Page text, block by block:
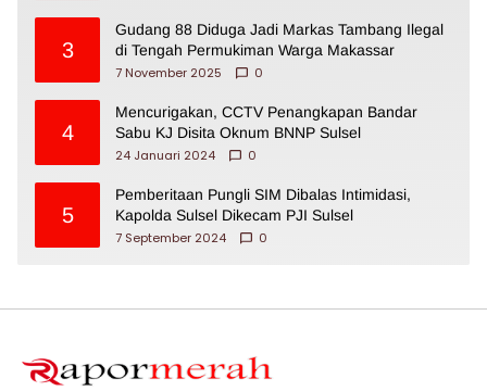
3
Gudang 88 Diduga Jadi Markas Tambang Ilegal
di Tengah Permukiman Warga Makassar
7 November 2025
0
4
Mencurigakan, CCTV Penangkapan Bandar
Sabu KJ Disita Oknum BNNP Sulsel
24 Januari 2024
0
5
Pemberitaan Pungli SIM Dibalas Intimidasi,
Kapolda Sulsel Dikecam PJI Sulsel
7 September 2024
0